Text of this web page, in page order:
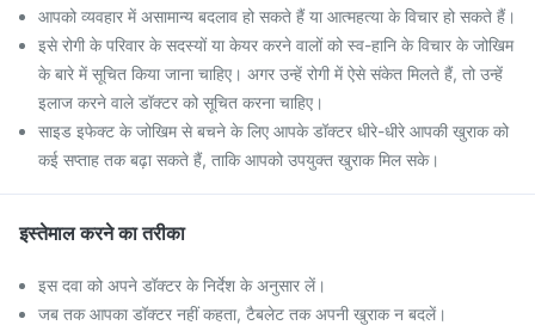
आपको व्यवहार में असामान्य बदलाव हो सकते हैं या आत्महत्या के विचार हो सकते हैं।
इसे रोगी के परिवार के सदस्यों या केयर करने वालों को स्व-हानि के विचार के जोखिम
के बारे में सूचित किया जाना चाहिए। अगर उन्हें रोगी में ऐसे संकेत मिलते हैं, तो उन्हें
इलाज करने वाले डॉक्टर को सूचित करना चाहिए।
साइड इफेक्ट के जोखिम से बचने के लिए आपके डॉक्टर धीरे-धीरे आपकी खुराक को
कई सप्ताह तक बढ़ा सकते हैं, ताकि आपको उपयुक्त खुराक मिल सके।
इस्तेमाल करने का तरीका
इस दवा को अपने डॉक्टर के निर्देश के अनुसार लें।
जब तक आपका डॉक्टर नहीं कहता, टैबलेट तक अपनी खुराक न बदलें।